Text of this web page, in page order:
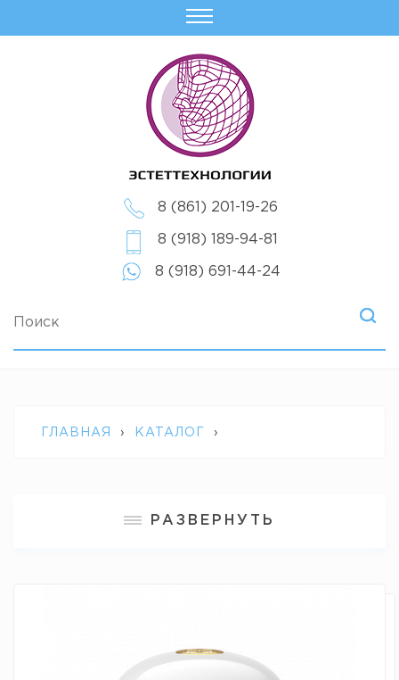
8 (861) 201-19-26
8 (918) 189-94-81
8 (918) 691-44-24
ГЛАВНАЯ › КАТАЛОГ ›
АНТИВОЗРАСТНОЙ КРЕМ
РАЗВЕРНУТЬ